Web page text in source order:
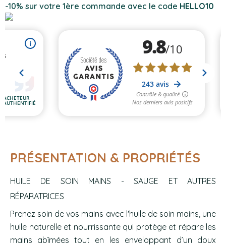
-10% sur votre 1ère commande avec le code HELLO10
PRÉSENTATION & PROPRIÉTÉS
HUILE DE SOIN MAINS - SAUGE ET AUTRES
RÉPARATRICES
Prenez soin de vos mains avec l'huile de soin mains , une
huile naturelle et nourrissante qui protège et répare les
mains abîmées tout en les enveloppant d’un doux